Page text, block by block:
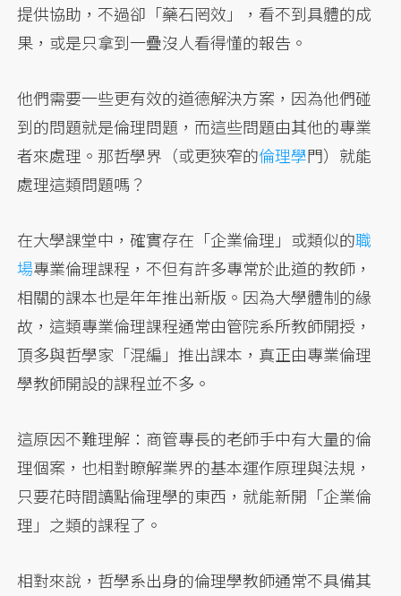
提供協助，不過卻「藥石罔效」，看不到具體的成
果，或是只拿到一疊沒人看得懂的報告。
他們需要一些更有效的道德解決方案，因為他們碰
到的問題就是倫理問題，而這些問題由其他的專業
者來處理。那哲學界（或更狹窄的倫理學門）就能
處理這類問題嗎？
在大學課堂中，確實存在「企業倫理」或類似的職
場專業倫理課程，不但有許多專常於此道的教師，
相關的課本也是年年推出新版。因為大學體制的緣
故，這類專業倫理課程通常由管院系所教師開授，
頂多與哲學家「混編」推出課本，真正由專業倫理
學教師開設的課程並不多。
這原因不難理解：商管專長的老師手中有大量的倫
理個案，也相對瞭解業界的基本運作原理與法規，
只要花時間讀點倫理學的東西，就能新開「企業倫
理」之類的課程了。
相對來說，哲學系出身的倫理學教師通常不具備其